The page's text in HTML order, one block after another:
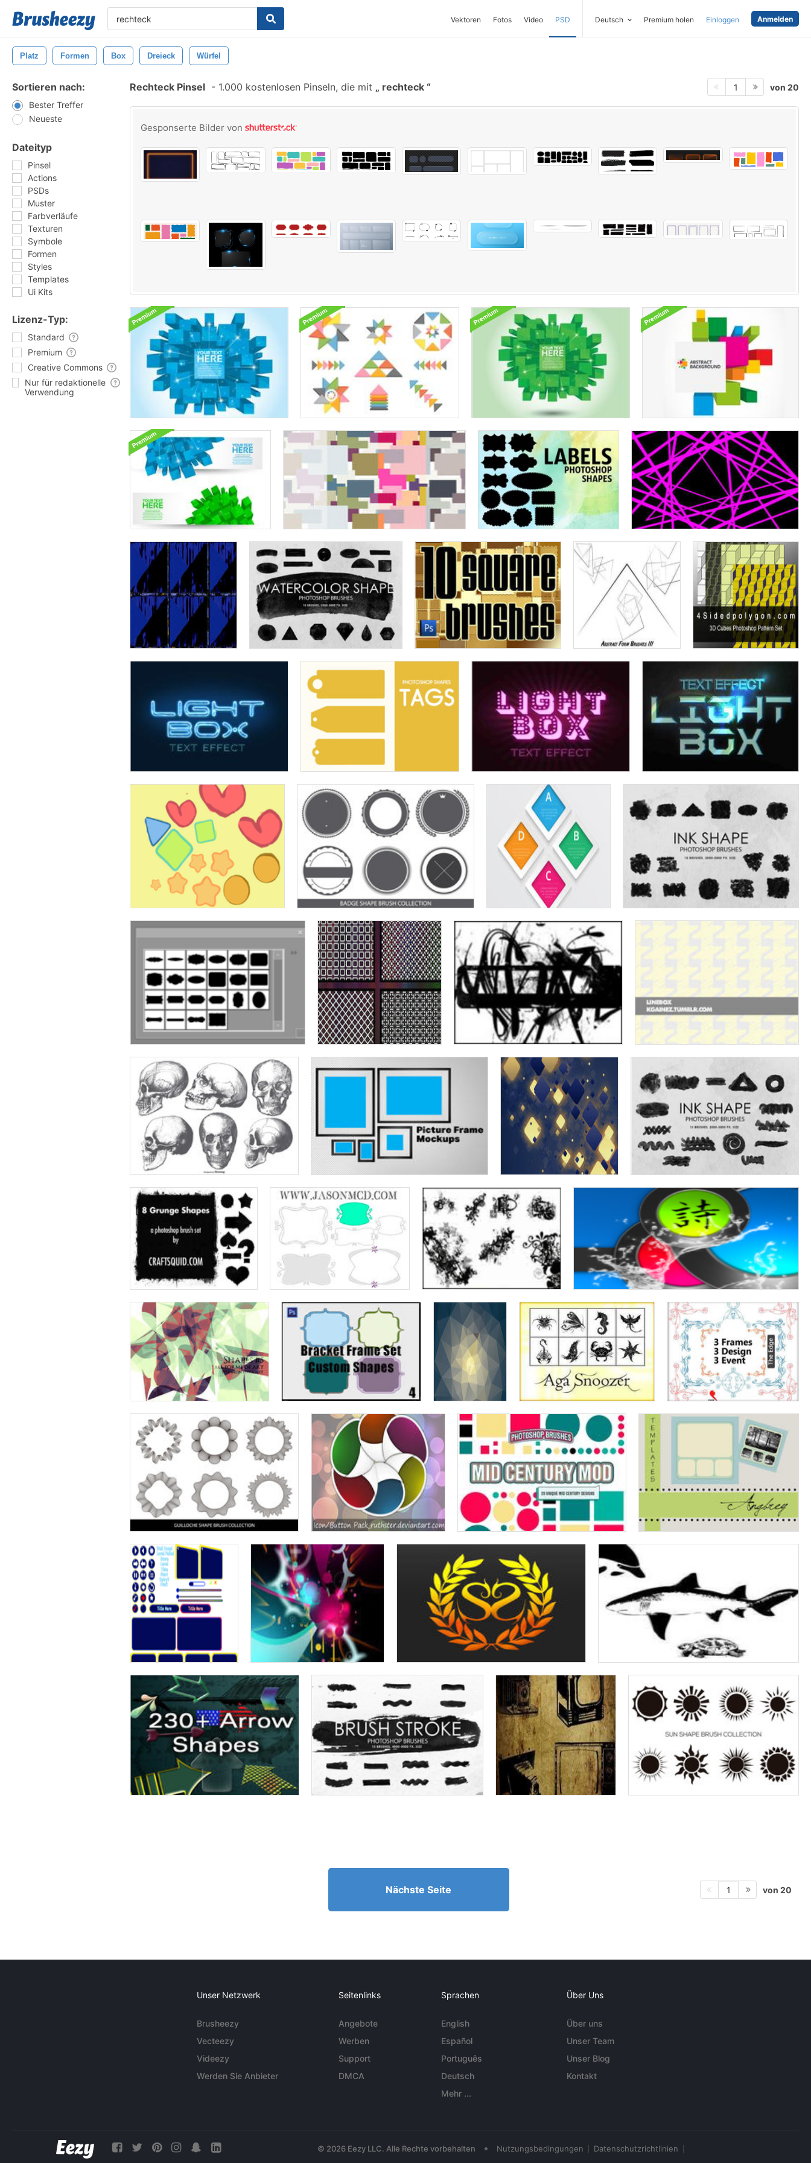
Vektoren Fotos Video PSD Deutsch Premium holen Einloggen Anmelden
Platz Formen Box Dreieck Würfel
Sortieren nach:
Bester Treffer
Neueste
Dateityp
Pinsel
Actions
PSDs
Muster
Farbverläufe
Texturen
Symbole
Formen
Styles
Templates
Ui Kits
Lizenz-Typ:
Standard
Premium
Creative Commons
Nur für redaktionelle
Verwendung
Rechteck Pinsel - 1.000 kostenlosen Pinseln, die mit rechteck 1 von 20
Gesponserte Bilder von
Nächste Seite 1 von 20
Unser Netzwerk
Brusheezy
Vecteezy
Videezy
Werden Sie Anbieter
Seitenlinks
Angebote
Werben
Support
DMCA
Sprachen
English
Español
Português
Deutsch
Mehr ...
Über Uns
Über uns
Unser Team
Unser Blog
Kontakt
© 2026 Eezy LLC. Alle Rechte vorbehalten • Nutzungsbedingungen Datenschutzrichtlinien